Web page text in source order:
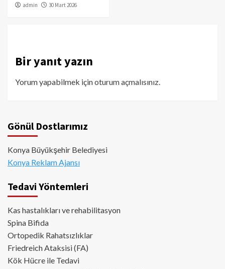
admin 30 Mart 2026
Bir yanıt yazın
Yorum yapabilmek içinoturum açmalısınız.
Gönül Dostlarımız
Konya Büyükşehir Belediyesi
Konya Reklam Ajansı
Tedavi Yöntemleri
Kas hastalıkları ve rehabilitasyon
Spina Bifida
Ortopedik Rahatsızlıklar
Friedreich Ataksisi (FA)
Kök Hücre ile Tedavi